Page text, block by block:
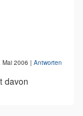
Mai 2006 | Antworten
davon